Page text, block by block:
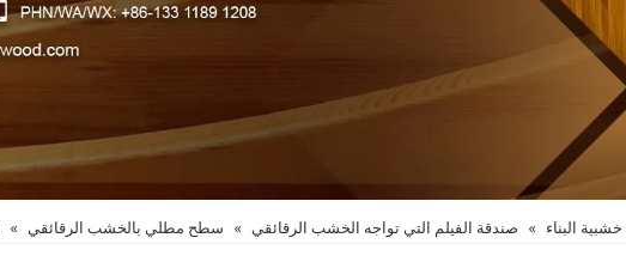
البناء » صندقة الفيلم التي تواجه الخشب الرقائقي » سطح مطلي بالخشب الرقائقي »